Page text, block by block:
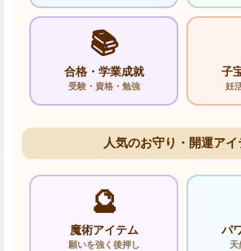
📚
合格・学業成就
受験・資格・勉強
子
妊
人気のお守り・開運アイ
🔮
魔術アイテム
願いを強く後押し
パ
天